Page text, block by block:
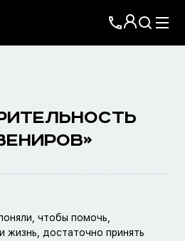
чтобы помочь,
жизнь, достаточно принять